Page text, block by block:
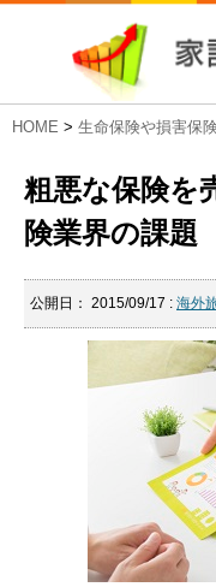
HOME > 生命保険や損害保
粗悪な保険を
険業界の課題
公開日： 2015/09/17 : 海外